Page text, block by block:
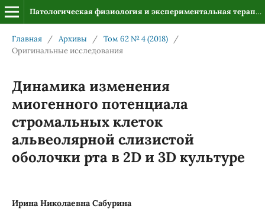
Патологическая физиология и экспериментальная терапия
Главная / Архивы / Том 62 № 4 (2018)
/
Оригинальные исследования
Динамика изменения
миогенного потенциала
стромальных клеток
альвеолярной слизистой
оболочки рта в 2D и 3D культуре
Ирина Николаевна Сабурина